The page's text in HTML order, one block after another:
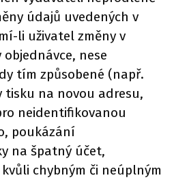
údajů uvedených v
li uživatel změny v
nese
tím způsobené (např.
na novou adresu,
neidentifikovanou
poukázání
na špatný účet,
chybným či neúplným